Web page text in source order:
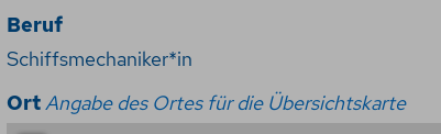
Beruf
Schiffsmechaniker*in
Ort Angabe des Ortes für die Übersichtskarte